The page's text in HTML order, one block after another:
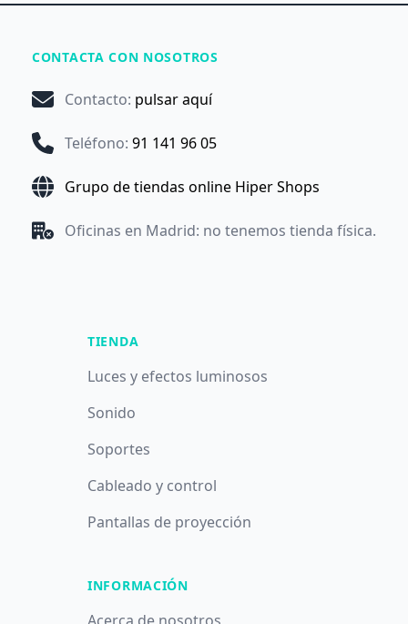
CONTACTA CON NOSOTROS
Contacto: pulsar aquí
Teléfono: 91 141 96 05
Grupo de tiendas online Hiper Shops
Oficinas en Madrid: no tenemos tienda física.
TIENDA
Luces y efectos luminosos
Sonido
Soportes
Cableado y control
Pantallas de proyección
INFORMACIÓN